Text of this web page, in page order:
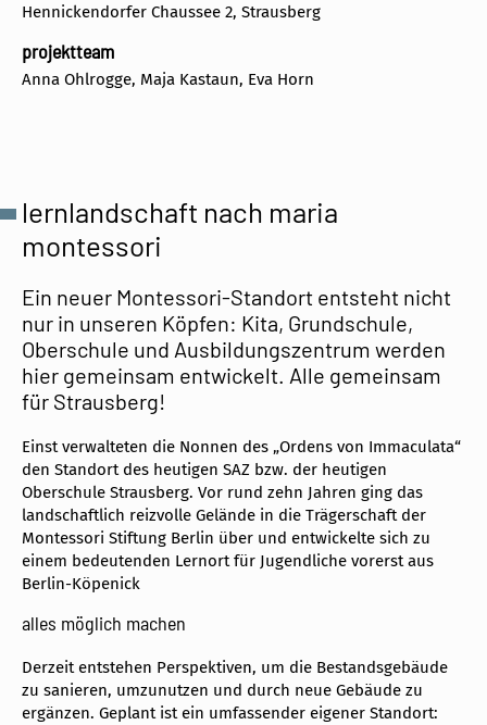
Hennickendorfer Chaussee 2, Strausberg
projektteam
Anna Ohlrogge, Maja Kastaun, Eva Horn
lernlandschaft nach maria
montessori
Ein neuer Montessori-Standort entsteht nicht
nur in unseren Köpfen: Kita, Grundschule,
Oberschule und Ausbildungszentrum werden
hier gemeinsam entwickelt. Alle gemeinsam
für Strausberg!
Einst verwalteten die Nonnen des „Ordens von Immaculata“
den Standort des heutigen SAZ bzw. der heutigen
Oberschule Strausberg. Vor rund zehn Jahren ging das
landschaftlich reizvolle Gelände in die Trägerschaft der
Montessori Stiftung Berlin über und entwickelte sich zu
einem bedeutenden Lernort für Jugendliche vorerst aus
Berlin-Köpenick
alles möglich machen
Derzeit entstehen Perspektiven, um die Bestandsgebäude
zu sanieren, umzunutzen und durch neue Gebäude zu
ergänzen. Geplant ist ein umfassender eigener Standort: